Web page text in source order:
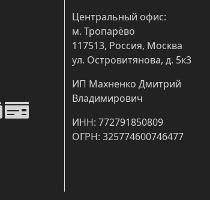
Центральный офис:
м. Тропарёво
117513, Россия, Москва
ул. Островитянова, д. 5к3
ИП Махненко Дмитрий
Владимирович
ИНН: 772791850809
ОГРН: 325774600746477